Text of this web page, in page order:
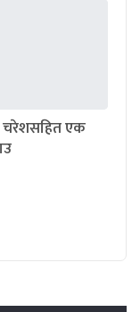
चरेशसहित एक